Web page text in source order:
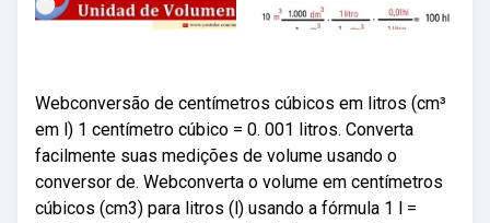
Webconversão de centímetros cúbicos em litros (cm³
em l) 1 centímetro cúbico = 0. 001 litros. Converta
facilmente suas medições de volume usando o
conversor de. Webconverta o volume em centímetros
cúbicos (cm3) para litros (l) usando a fórmula 1 l =